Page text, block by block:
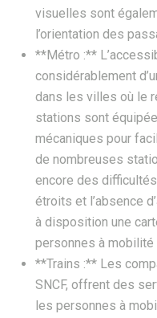
visuelles sont
l’orientation des
**Métro :**
considérablement
dans les villes où le
stations sont
mécaniques pour
de nombreuses
encore des
étroits et l’absence
à disposition une
personnes à mobilité
**Trains :** Les
SNCF, offrent des
les personnes à